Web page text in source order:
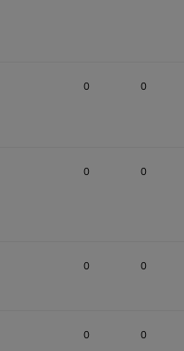
0 0
0 0
0 0
0 0